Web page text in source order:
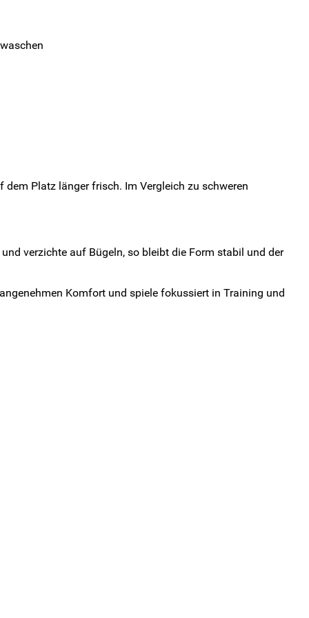
Platz länger frisch. Im Vergleich zu schweren
verzichte auf Bügeln, so bleibt die Form stabil und der
Komfort und spiele fokussiert in Training und